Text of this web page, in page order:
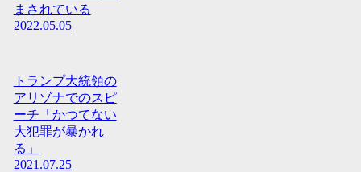
まされている
2022.05.05
トランプ大統領の
アリゾナでのスピ
ーチ「かつてない
大犯罪が暴かれ
る」
2021.07.25